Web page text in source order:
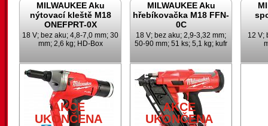
AKCE
UKONČENA
AKCE
UKONČENA
MILWAUKEE Aku
nýtovací kleště M18
ONEFPRT-0X
18 V; bez aku; 4,8-7,0 mm; 30
mm; 2,6 kg; HD-Box
AKCE
UKONČENA
MILWAUKEE Aku
hřebíkovačka M18 FFN-
0C
18 V; bez aku; 2,9-3,32 mm;
50-90 mm; 51 ks; 5,1 kg; kufr
AKCE
UKONČENA
12 V;